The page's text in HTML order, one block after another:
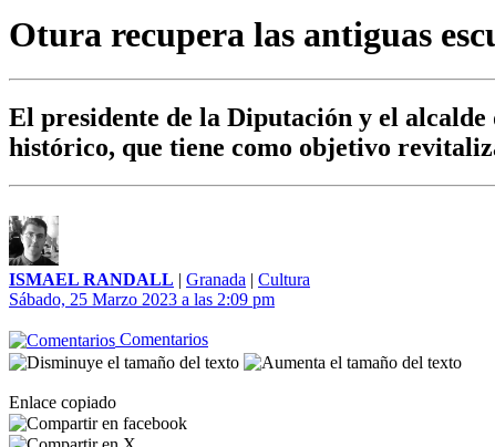
Otura recupera las antiguas
El presidente de la Diputación y el
histórico, que tiene como objetivo
ISMAEL RANDALL | Granada | Cultura
Sábado, 25 Marzo 2023 a las 2:09 pm
Comentarios
Enlace copiado